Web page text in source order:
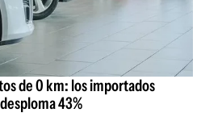
de 0 km: los importados
43%